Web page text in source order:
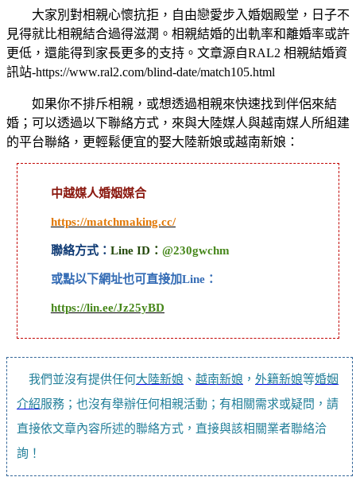
大家別對相親心懷抗拒，自由戀愛步入婚姻殿堂，日子不
見得就比相親結合過得滋潤。相親結婚的出軌率和離婚率或許
更低，還能得到家長更多的支持。 文章源自RAL2 相親結婚資
訊站-https://www.ral2.com/blind-date/match105.html
如果你不排斥相親，或想透過相親來快速找到伴侶來結
婚；可以透過以下聯絡方式，來與大陸媒人與越南媒人所組建
的平台聯絡，更輕鬆便宜的娶大陸新娘或越南新娘：
中越媒人婚姻媒合
https://matchmaking.cc/
聯絡方式： Line ID： @230gwchm
或點以下網址也可直接加Line：
https://lin.ee/Jz25yBD
我們並沒有提供任何大陸新娘 、 越南新娘 ， 外籍新娘等婚姻
介紹服務；也沒有舉辦任何相親活動；有相關需求或疑問，請
直接依文章內容所述的聯絡方式，直接與該相關業者聯絡洽
詢！